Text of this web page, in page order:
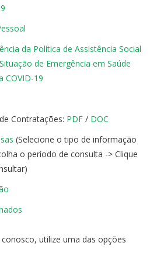
da Política de Assistência Social
de Emergência em Saúde
COVID-19
Contratações: PDF / DOC
(Selecione o tipo de informação
o período de consulta -> Clique
utilize uma das opções